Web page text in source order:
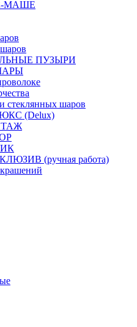
МАШЕ
ПУЗЫРИ
стеклянных шаров
(Delux)
(ручная работа)